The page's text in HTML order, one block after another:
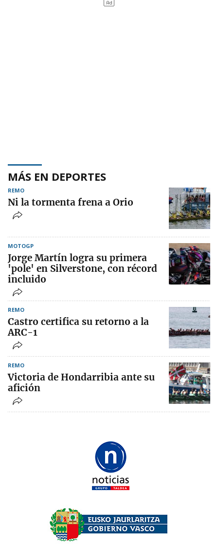
MÁS EN DEPORTES
REMO
Ni la tormenta frena a Orio
MOTOGP
Jorge Martín logra su primera
'pole' en Silverstone, con récord
incluido
REMO
Castro certifica su retorno a la
ARC-1
REMO
Victoria de Hondarribia ante su
afición